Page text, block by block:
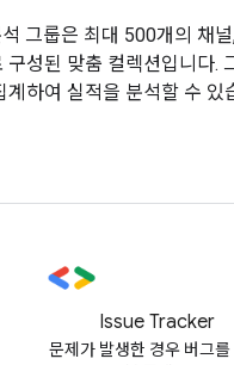
그룹은 최대 500개의 채
구성된 맞춤 컬렉션입니다.
계하여 실적을 분석할 수 있
Issue Tracker
문제가 발생한 경우 버그를